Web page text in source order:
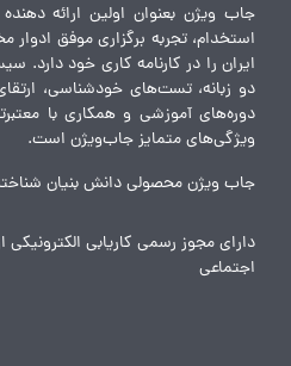
جاب ویژن بعنوان اولین ارائه
استخدام، تجربه برگزاری موفق
ایران را در کارنامه کاری خود دارد.
دو زبانه، تست‌های خودشناسی،
دوره‌های آموزشی و همکاری با
ویژگی‌های متمایز جاب‌ویژن است.
جاب ویژن محصولی دانش بنیان
دارای مجوز رسمی کاریابی الکترونیکی
اجتماعی